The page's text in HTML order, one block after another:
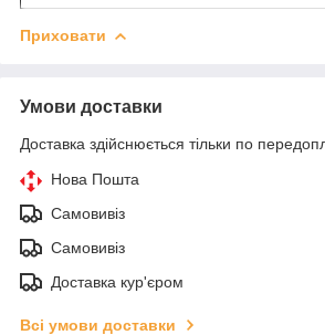
Приховати
Умови доставки
Доставка здійснюється тільки по
Нова Пошта
Самовивіз
Самовивіз
Доставка кур'єром
Всі умови доставки